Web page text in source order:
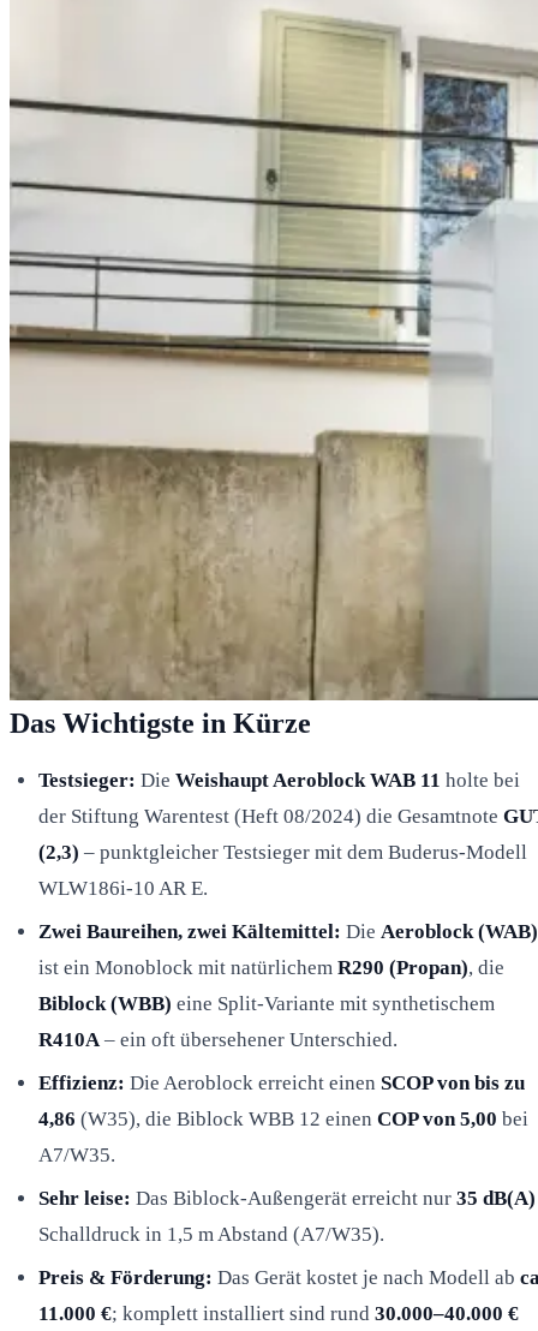
Das Wichtigste in Kürze
Testsieger: Die Weishaupt Aeroblock WAB 11 holte bei
der Stiftung Warentest (Heft 08/2024) die Gesamtnote
(2,3) – punktgleicher Testsieger mit dem Buderus-Modell
WLW186i-10 AR E.
Zwei Baureihen, zwei Kältemittel: Die Aeroblock (WAB)
ist ein Monoblock mit natürlichem R290 (Propan), die
Biblock (WBB) eine Split-Variante mit synthetischem
R410A– ein oft übersehener Unterschied.
Effizienz: Die Aeroblock erreicht einen SCOP von bis zu
4,86 (W35), die Biblock WBB 12 einen COP von 5,00 bei
A7/W35.
Sehr leise: Das Biblock-Außengerät erreicht nur 35 dB(A)
Schalldruck in 1,5 m Abstand (A7/W35).
Preis & Förderung: Das Gerät kostet je nach Modell ab
11.000 €; komplett installiert sind rund 30.000–40.000 €